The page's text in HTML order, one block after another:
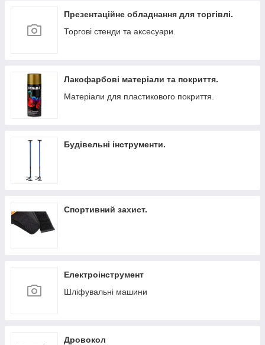
Презентаційне обладнання для торгівлі.
Торгові стенди та аксесуари.
Лакофарбові матеріали та покриття.
Матеріали для пластикового покриття.
Будівельні інструменти.
Спортивний захист.
Електроінструмент
Шліфувальні машини
Дровокол